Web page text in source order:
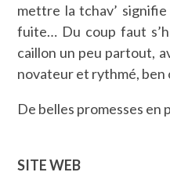
mettre la tchav’
fuite… Du coup faut
caillon un peu partout,
novateur et rythmé, ben
De belles promesses en
SITE WEB